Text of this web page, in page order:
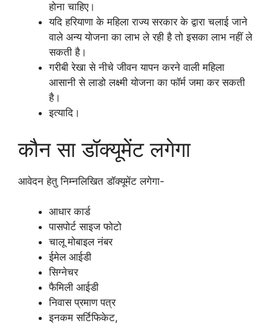
होना चाहिए।
यदि हरियाणा के महिला राज्य सरकार के द्वारा चलाई जाने
वाले अन्य योजना का लाभ ले रही है तो इसका लाभ नहीं ले
सकती है।
गरीबी रेखा से नीचे जीवन यापन करने वाली महिला
आसानी से लाडो लक्ष्मी योजना का फॉर्म जमा कर सकती
है।
इत्यादि।
कौन सा डॉक्यूमेंट लगेगा
आवेदन हेतु निम्नलिखित डॉक्यूमेंट लगेगा-
आधार कार्ड
पासपोर्ट साइज फोटो
चालू मोबाइल नंबर
ईमेल आईडी
सिग्नेचर
फैमिली आईडी
निवास प्रमाण पत्र
इनकम सर्टिफिकेट,